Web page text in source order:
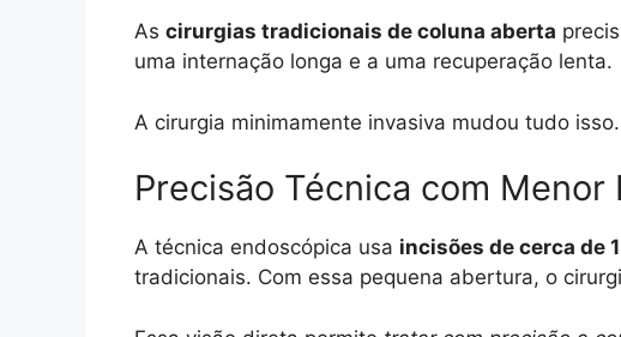
As cirurgias tradicionais de coluna aberta
uma internação longa e a uma recuperação lenta.
A cirurgia minimamente invasiva mudou tudo
Precisão Técnica com
A técnica endoscópica usa incisões de cerca de
tradicionais. Com essa pequena abertura, o